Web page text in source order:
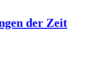
der Zeit